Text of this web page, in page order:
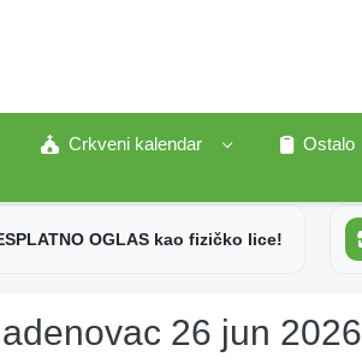
Crkveni kalendar
Ostalo
OGLAS kao fizičko lice!
26 jun 2026